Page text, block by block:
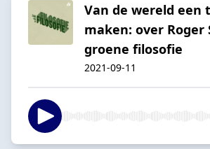
Van de wereld een
maken: over Roger
groene filosofie
2021-09-11